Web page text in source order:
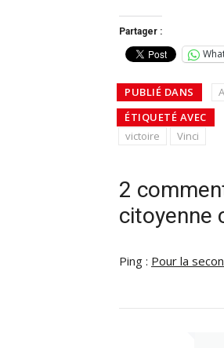
Partager :
PUBLIÉ DANS
ÉTIQUETÉ AVEC
victoire
Vinci
2
citoyenne
Ping : Pour la